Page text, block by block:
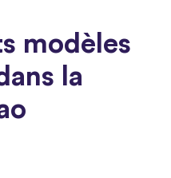
modèles
la